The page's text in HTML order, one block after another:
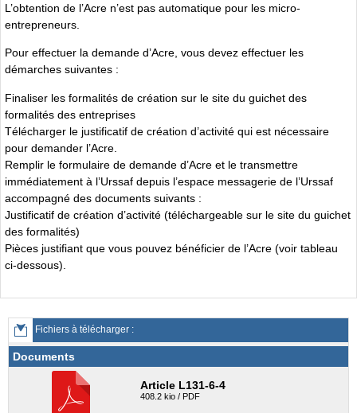
L’obtention de l’Acre n’est pas automatique pour les micro-
entrepreneurs.
Pour effectuer la demande d’Acre, vous devez effectuer les
démarches suivantes :
Finaliser les formalités de création sur le site du guichet des
formalités des entreprises
Télécharger le justificatif de création d’activité qui est nécessaire
pour demander l’Acre.
Remplir le formulaire de demande d’Acre et le transmettre
immédiatement à l’Urssaf depuis l’espace messagerie de l’Urssaf
accompagné des documents suivants :
Justificatif de création d’activité (téléchargeable sur le site du guichet
des formalités)
Pièces justifiant que vous pouvez bénéficier de l’Acre (voir tableau
ci-dessous).
Fichiers à télécharger :
Documents
Article L131-6-4
408.2 kio / PDF